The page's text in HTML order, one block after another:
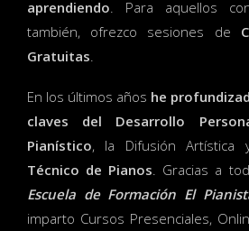
aprendiendo. Para aquellos
también, ofrezco sesiones de
Gratuitas.
En los últimos años he
claves del Desarrollo
Pianístico, la Difusión Artística
Técnico de Pianos. Gracias a
Escuela de Formación El
imparto Cursos Presenciales,